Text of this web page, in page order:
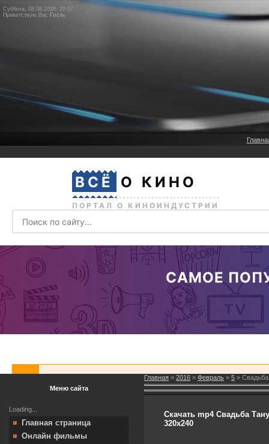
Суббота, 08.08.2026, 20:57
Приветствую Вас Гость
Меню сайта
Loading...
Главная страница
Онлайн фильмы
Главная » 2016 » Февраль » 5 »
Скачать mp4 Свадьба
320х240